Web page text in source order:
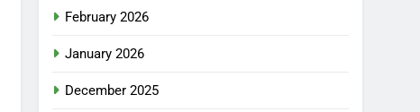
February 2026
January 2026
December 2025